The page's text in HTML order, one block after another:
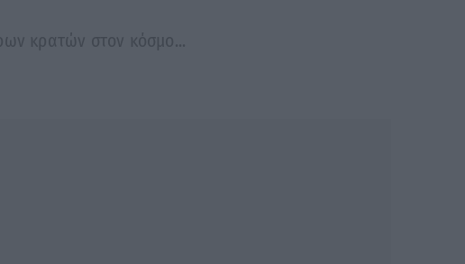
κρατών στον κόσμο...